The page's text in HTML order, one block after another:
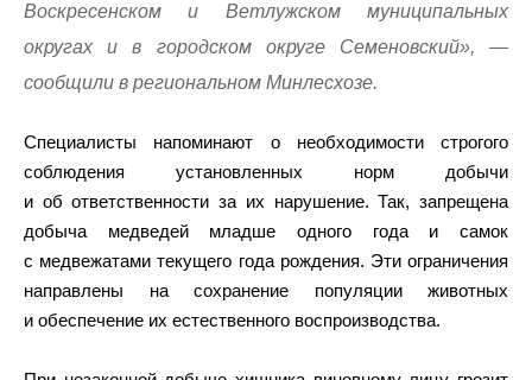
Воскресенском и Ветлужском муниципальных
округах и в городском округе Семеновский», —
сообщили в региональном Минлесхозе.
Специалисты напоминают о необходимости строгого
соблюдения установленных норм добычи
и об ответственности за их нарушение. Так, запрещена
добыча медведей младше одного года и самок
с медвежатами текущего года рождения. Эти ограничения
направлены на сохранение популяции животных
и обеспечение их естественного воспроизводства.